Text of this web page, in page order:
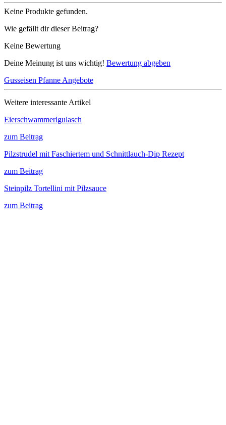
Keine Produkte gefunden.
Wie gefällt dir dieser Beitrag?
Keine Bewertung
Deine Meinung ist uns wichtig! Bewertung abgeben
Gusseisen Pfanne Angebote
Weitere interessante Artikel
Eierschwammerlgulasch
zum Beitrag
Pilzstrudel mit Faschiertem und Schnittlauch-Dip Rezept
zum Beitrag
Steinpilz Tortellini mit Pilzsauce
zum Beitrag